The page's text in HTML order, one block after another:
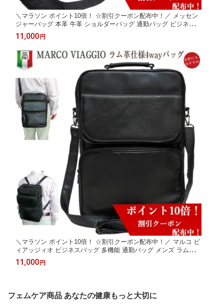
＼マラソン ポイント10倍！ ☆割引クーポン配布中！／ メッセン
ジャーバッグ 本革 牛革 ショルダーバッグ 通勤バッグ ビジネスバ
ッグ 斜めがけバッグ メンズ 軽量 男性 レザー 牛革バッグ 牛革シ
ョルダー 大人 斜めがけ イタリア 黒 ブラック プレゼント
11,000円
＼マラソン ポイント10倍！ ☆割引クーポン配布中！／ マルコ ビ
ィアッジィオ ビジネスバッグ 多機能 通勤バッグ メンズ ラム革
ショルダー バッグ 本革リュック A4サイズ 4Wayバッグ 男性 イ
タリア リュック 多機能ショルダー ビジネス カジュアル 超軽量
11,000円
フェムケア商品 あなたの健康もっと大切に